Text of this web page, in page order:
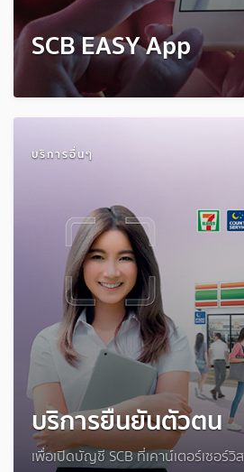
SCB EASY App
บริการอื่นๆ
บริการยืนยันตัวตน
เพื่อเปิดบัญชี SCB ที่เคาน์เตอร์เซอร์วิส